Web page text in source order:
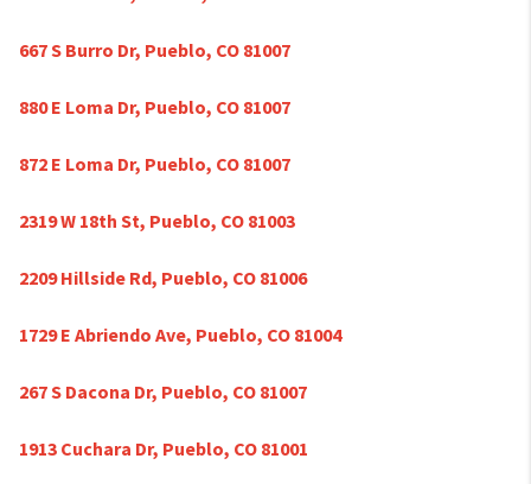
667 S Burro Dr, Pueblo, CO 81007
880 E Loma Dr, Pueblo, CO 81007
872 E Loma Dr, Pueblo, CO 81007
2319 W 18th St, Pueblo, CO 81003
2209 Hillside Rd, Pueblo, CO 81006
1729 E Abriendo Ave, Pueblo, CO 81004
267 S Dacona Dr, Pueblo, CO 81007
1913 Cuchara Dr, Pueblo, CO 81001